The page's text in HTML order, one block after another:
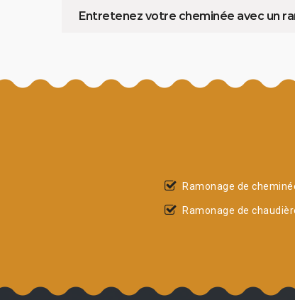
Entretenez votre cheminée avec un
Ramonage de
Ramonage de